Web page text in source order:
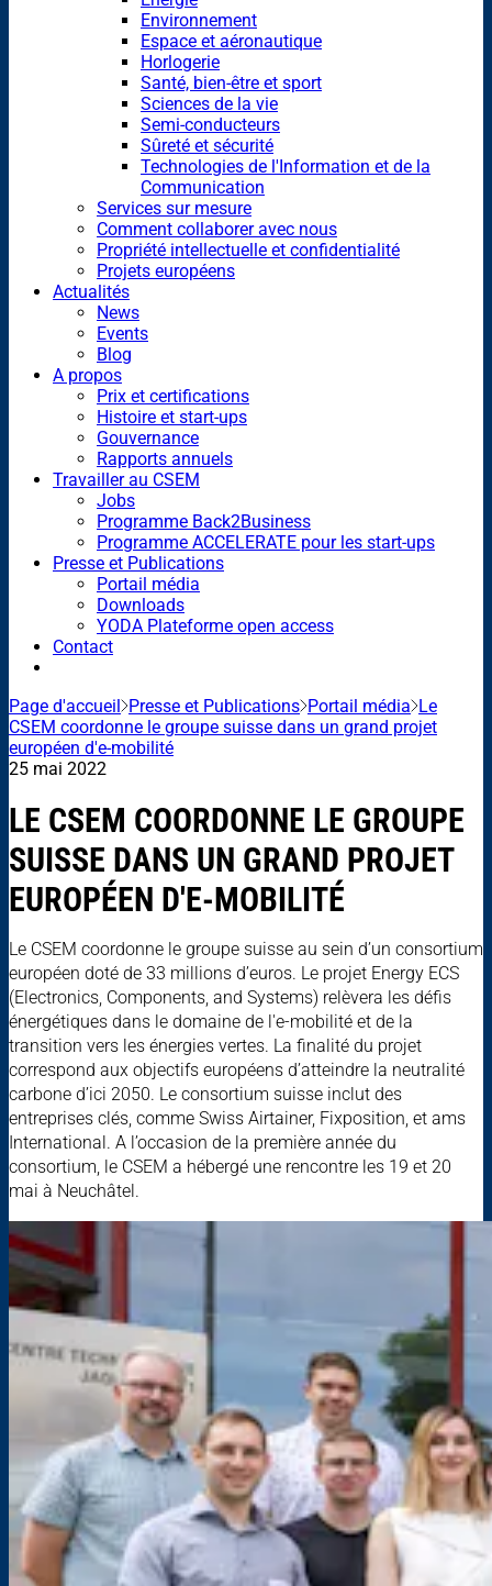
Environnement
Espace et aéronautique
Horlogerie
Santé, bien-être et sport
Sciences de la vie
Semi-conducteurs
Sûreté et sécurité
Technologies de l'Information et de la
Communication
Services sur mesure
Comment collaborer avec nous
Propriété intellectuelle et confidentialité
Projets européens
Actualités
News
Events
Blog
A propos
Prix et certifications
Histoire et start-ups
Gouvernance
Rapports annuels
Travailler au CSEM
Jobs
Programme Back2Business
Programme ACCELERATE pour les start-ups
Presse et Publications
Portail média
Downloads
YODA Plateforme open access
Contact
Page d'accueil Presse et Publications Portail média Le
CSEM coordonne le groupe suisse dans un grand projet
européen d'e-mobilité
25 mai 2022
LE CSEM COORDONNE LE GROUPE
SUISSE DANS UN GRAND PROJET
EUROPÉEN D'E-MOBILITÉ
Le CSEM coordonne le groupe suisse au sein d’un consortium
européen doté de 33 millions d’euros. Le projet Energy ECS
(Electronics, Components, and Systems) relèvera les défis
énergétiques dans le domaine de l'e-mobilité et de la
transition vers les énergies vertes. La finalité du projet
correspond aux objectifs européens d’atteindre la neutralité
carbone d’ici 2050. Le consortium suisse inclut des
entreprises clés, comme Swiss Airtainer, Fixposition, et ams
International. A l’occasion de la première année du
consortium, le CSEM a hébergé une rencontre les 19 et 20
mai à Neuchâtel.